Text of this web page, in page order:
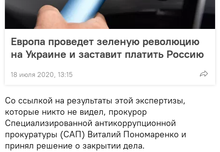
Европа проведет зеленую революцию
на Украине и заставит платить Россию
18 июля 2020, 13:15
Со ссылкой на результаты этой экспертизы,
которые никто не видел, прокурор
Специализированной антикоррупционной
прокуратуры (САП) Виталий Пономаренко и
принял решение о закрытии дела.